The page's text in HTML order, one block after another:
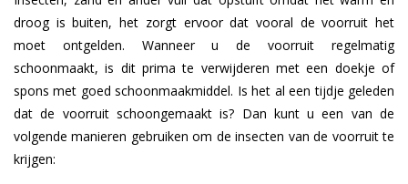
droog is buiten, het zorgt ervoor dat vooral de voorruit het
moet ontgelden. Wanneer u de voorruit regelmatig
schoonmaakt, is dit prima te verwijderen met een doekje of
spons met goed schoonmaakmiddel. Is het al een tijdje geleden
dat de voorruit schoongemaakt is? Dan kunt u een van de
volgende manieren gebruiken om de insecten van de voorruit te
krijgen: